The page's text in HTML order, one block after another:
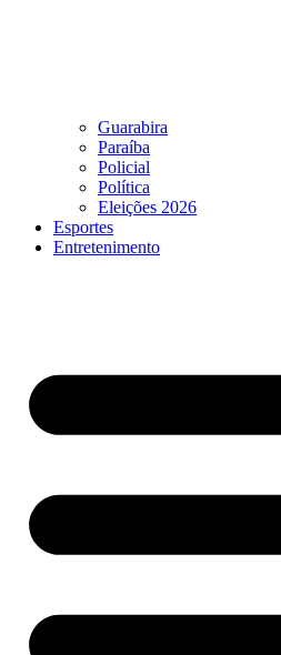
Guarabira
Paraíba
Policial
Política
Eleições 2026
Esportes
Entretenimento